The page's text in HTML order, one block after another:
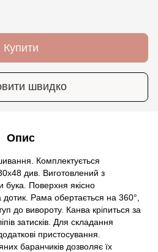
Купити
швидко
Опис
Комплектується
див. Виготовлений з
бука. Поверхня якісно
Рама обертається на 360°,
до вивороту. Канва кріпиться за
затисків. Для складання
пристосування.
баранчиків дозволяє їх